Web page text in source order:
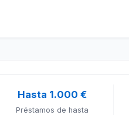
Hasta 1.000 €
Préstamos de hasta